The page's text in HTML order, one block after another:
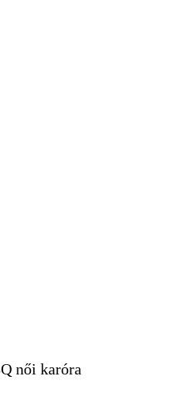
női karóra